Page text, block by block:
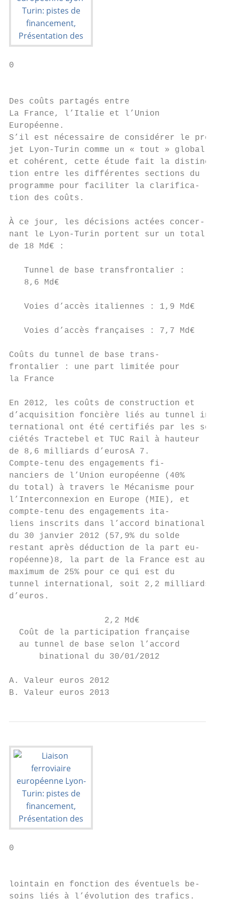
0
Des coûts partagés entre
La France, l’Italie et l’Union
Européenne.
S’il est nécessaire de considérer le
jet Lyon-Turin comme un « tout »
et cohérent, cette étude fait la distinc-
tion entre les différentes sections
programme pour faciliter la clarifica-
tion des coûts.                             des
À ce jour, les décisions actées concer-
nant le Lyon-Turin portent sur un total
de 18 Md€ :                                 Ce
Tunnel de base transfrontalier :
8,6 Md€
Voies d’accès italiennes : 1,9 Md€
Voies d’accès françaises : 7,7 Md€
Coûts du tunnel de base trans-
frontalier : une part limitée pour
la France
En 2012, les coûts de construction et
d’acquisition foncière liés au tunnel in-
ternational ont été certifiés par les
ciétés Tractebel et TUC Rail à
de 8,6 milliards d’eurosA 7.
Compte-tenu des engagements fi-
nanciers de l’Union européenne (40%
du total) à travers le Mécanisme pour
l’Interconnexion en Europe (MIE), et
compte-tenu des engagements ita-
liens inscrits dans l’accord binational
du 30 janvier 2012 (57,9% du solde
restant après déduction de la part eu-
ropéenne)8, la part de la France est au
maximum de 25% pour ce qui est du
tunnel international, soit 2,2 milliards
d’euros.
                   2,2 Md€
  Coût de la participation française
  au tunnel de base selon l’accord
      binational du 30/01/2012
A. Valeur euros 2012
B. Valeur euros 2013
0
lointain en fonction des éventuels be-
soins liés à l’évolution des trafics.